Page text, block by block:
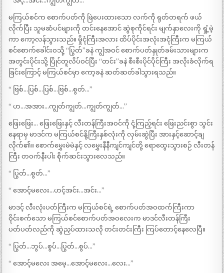
မကြယ်စင်က စောက်ပတ်ကို ဖြဲပေးထားသော လက်ကို ရုတ်တရက် ဖယ်
လိုက်ပြီး သူမဆံပင်များကို တင်းနေအောင် ဆွဲစုကိုင်ရင်း မျက်နှာလေးကို ရှုံ့မဲ့
ကာ ကော့လန်သွားသည်။ မှိုငုံကြီးအလား ထိပ်ပိုင်းအလုံးအငုံကြီးက မကြယ်
စင်စောက်ခေါင်းဝသို့ “ပြွတ်”ခနဲ ကျွံအဝင် စောက်ပတ်နှုတ်ခမ်းသားများက
အတွင်းပိုင်းသို့ ပြိုင်တူလိပ်ဝင်ပြီး “တင်း”ခနဲ စီးစီးပိုင်ပိုင်ကြီး အလိုးခံလိုက်ရ
ခြင်းကြောင့် မကြယ်စင်မှာ ကော့ခနဲ ဆတ်ဆတ်ခါသွားရသည်။
“ ဗြစ်…ပြစ်…ပြစ်…ဗြစ်…စွတ်…”
“ ဟ…အအား…ကျွတ်ကျွတ်…ကျွတ်ကျွတ်…”
ဖြေးဖြေး… ဖြေးဖြေးနှင့် လီးတန်ကြီးအဝင်ကို ငုံ့ကြည့်ရင်း ဖြေးညင်းစွာ သွင်း
နေရာမှ မာဒင်က မကြယ်စင်နို့ကြီးနှစ်လုံးကို လှမ်းဆွဲပြီး အားနှင့်ဆောင့်ချ
လိုက်၏။ စောက်မွှေးမဲမဲနှင့် လမွှေးနီနီကျင်ကျင်တို့ ရောထွေးသွားစဉ် လီးတန်
ကြီး တဝက်နီးပါး စိုက်ဆင်းသွားလေသည်။
“ ပြွတ်…စွတ်…”
“ အောင့်မလေး…ဟင့်အင်း…အင်း…”
မာဒင့် လီးလုံးပတ်ကြီးက မကြယ်စင်ရဲ့ စောက်ပတ်အဝထက်ကြီးကာ
ဝိုင်းစက်သော မကြယ်စင်စောက်ပတ်အဝလေးက မာဒင်လီးတန်ကြီး
ပတ်ပတ်လည်ကို ဆွဲညှပ်ထားသလို တင်းတင်းကြီး ကြပ်တောင့်နေလေပြီ။
“ ပြွတ်…ဘွပ်…စွပ်…ပြွတ်…စွပ်…”
“ အောင့်မလေး အမေ့…အောင့်မလေး…လေး…”